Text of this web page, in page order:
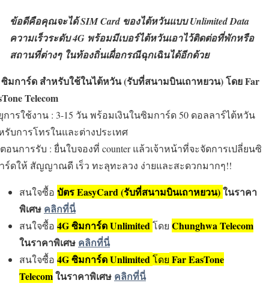
ข้อดีคือคุณจะได้ SIM Card ของไต้หวันแบบ Unlimited Data
ความเร็วระดับ 4G พร้อมมีเบอร์ไต้หวันเอาไว้ติดต่อที่พักหรือ
สถานที่ต่างๆ ในท้องถิ่นเผื่อกรณีฉุกเฉินได้อีกด้วย
ซิมการ์ด สำหรับใช้ในไต้หวัน (รับที่สนามบินเถาหยวน) โดย Far
Telecom
การใช้งาน : 3-15 วัน พร้อมเงินในซิมการ์ด 50 ดอลลาร์ไต้หวัน
รับการโทรในและต่างประเทศ
อนการรับ : ยื่นใบจองที่ counter แล้วเจ้าหน้าที่จะจัดการเปลี่ยนซิ
ร์ดให้ สัญญาณดี เร็ว ทะลุทะลวง ง่ายและสะดวกมากๆ!!
สนใจซื้อ บัตร EasyCard (รับที่สนามบินเถาหยวน)ในราคา
พิเศษ คลิกที่นี่
สนใจซื้อ 4G ซิมการ์ด Unlimitedโดย Chunghwa Telecom
ในราคาพิเศษ คลิกที่นี่
สนใจซื้อ 4G ซิมการ์ด Unlimitedโดย Far EasTone
Telecomในราคาพิเศษ คลิกที่นี่